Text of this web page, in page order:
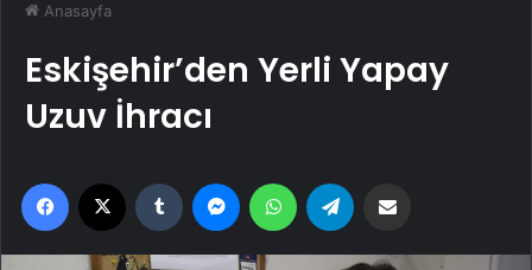
Anasayfa
Eskişehir’den Yerli Yapay
Uzuv İhracı
Facebook Tumblr MessengerWhatsApp